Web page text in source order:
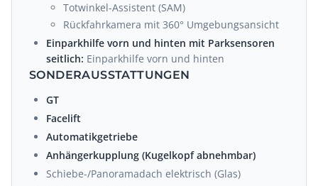
Totwinkel-Assistent (SAM)
Rückfahrkamera mit 360° Umgebungsansicht
Einparkhilfe vorn und hinten mit Parksensoren
seitlich: Einparkhilfe vorn und hinten
SONDERAUSSTATTUNGEN
GT
Facelift
Automatikgetriebe
Anhängerkupplung (Kugelkopf abnehmbar)
Schiebe-/Panoramadach elektrisch (Glas)